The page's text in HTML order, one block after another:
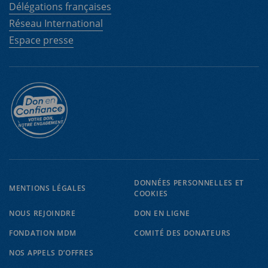
EN FR
Délégations françaises
Réseau International
Espace presse
MENTIONS LÉGALES
DONNÉES PERSONNELLES ET
COOKIES
NOUS REJOINDRE DON EN LIGNE
FONDATION MDM COMITÉ DES DONATEURS
NOS APPELS D’OFFRES